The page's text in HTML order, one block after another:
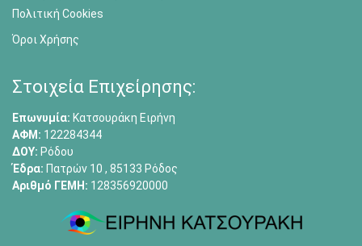
Πολιτική Cookies
Όροι Χρήσης
Στοιχεία Επιχείρησης:
Επωνυμία: Κατσουράκη Ειρήνη
ΑΦΜ: 122284344
ΔΟΥ: Ρόδου
Έδρα: Πατρών 10 , 85133 Ρόδος
Αριθμό ΓΕΜΗ: 128356920000